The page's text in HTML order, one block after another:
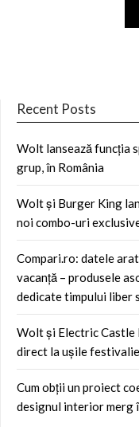
Recent Posts
Wolt lansează funcția
grup, în România
Wolt și Burger King
noi combo-uri
Compari.ro: datele
vacanță – produsele
dedicate timpului liber
Wolt și Electric Castle
direct la ușile
Cum obții un proiect
designul interior merg